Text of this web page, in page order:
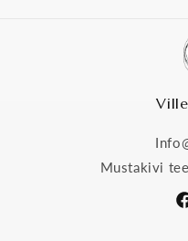
Mustakivi